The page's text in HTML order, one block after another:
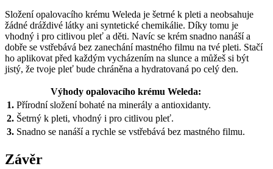
Složení opalovacího krému Weleda je šetrné k pleti a neobsahuje
žádné dráždivé látky ani syntetické chemikálie. Díky tomu je
vhodný i pro citlivou pleť a děti. Navíc se krém snadno nanáší a
dobře se vstřebává bez zanechání mastného filmu na tvé pleti. Stačí
ho aplikovat před každým vycházením na slunce a můžeš si být
jistý, že tvoje pleť bude chráněna a hydratovaná po celý den.
Výhody opalovacího krému Weleda:
1. Přírodní složení bohaté na minerály a antioxidanty.
2. Šetrný k pleti, vhodný i pro citlivou pleť.
3. Snadno se nanáší a rychle se vstřebává bez mastného filmu.
Závěr